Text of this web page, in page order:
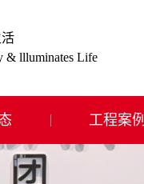
& llluminates Life
工程案例